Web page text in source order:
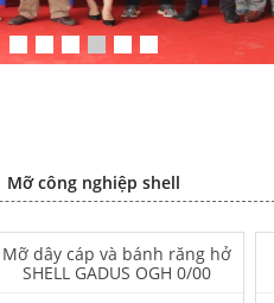
Mỡ công nghiệp shell
Mỡ dây cáp và bánh răng hở
SHELL GADUS OGH 0/00